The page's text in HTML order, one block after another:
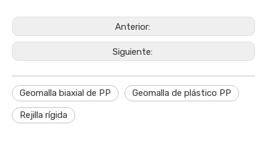
Anterior:
Siguiente:
Geomalla biaxial de PP Geomalla de plástico PP
Rejilla rígida